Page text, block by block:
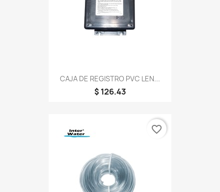
CAJA DE REGISTRO PVC LEN...
$ 126.43
favorite_border